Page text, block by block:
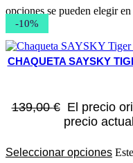
opciones se pueden elegir
-10%
CHAQUETA SAYSKY
139,00€ El precio
precio
Seleccionar opciones